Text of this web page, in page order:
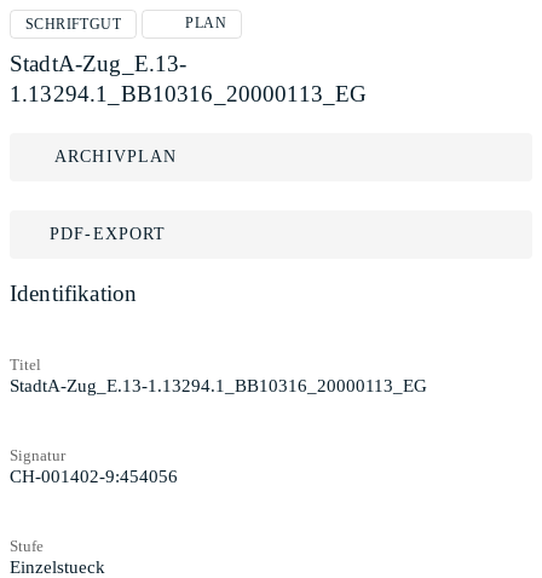
SCHRIFTGUT PLAN
StadtA-Zug_E.13-
1.13294.1_BB10316_20000113_EG
ARCHIVPLAN
PDF-EXPORT
Identifikation
Titel
StadtA-Zug_E.13-1.13294.1_BB10316_20000113_EG
Signatur
CH-001402-9:454056
Stufe
Einzelstueck